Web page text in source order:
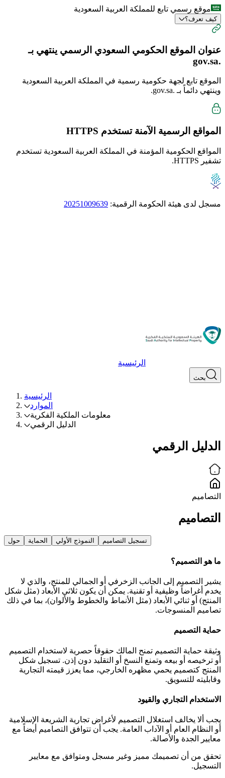
موقع رسمي تابع للمملكة العربية السعودية
كيف تعرف؟
عنوان الموقع الحكومي السعودي الرسمي ينتهي بـ
.gov.sa
الموقع تابع لجهة حكومية رسمية في المملكة العربية السعودية
وينتهي دائماً بـ .gov.sa
.
المواقع الرسمية الآمنة تستخدم HTTPS
المواقع الحكومية المؤمنة في المملكة العربية السعودية تستخدم
تشفير HTTPS.
مسجل لدى هيئة الحكومة الرقمية: 20251009639
الرئيسية
بحث
الرئيسية
الموارد
معلومات الملكية الفكرية
الدليل الرقمي
الدليل الرقمي
التصاميم
التصاميم
حول الحماية النموذج الأولي تسجيل التصاميم
ما هو التصميم؟
يشير التصميم إلى الجانب الزخرفي أو الجمالي للمنتج، والذي لا
يخدم أغراضاً وظيفية أو تقنية. يمكن أن يكون ثلاثي الأبعاد (مثل شكل
المنتج) أو ثنائي الأبعاد (مثل الأنماط والخطوط والألوان)، بما في ذلك
تصاميم المنسوجات.
حماية التصميم
وثيقة حماية التصميم تمنح المالك حقوقاً حصرية لاستخدام التصميم
أو ترخيصه أو بيعه وتمنع النسخ أو التقليد دون إذن. تسجيل شكل
المنتج كتصميم يحمي مظهره الخارجي، مما يعزز قيمته التجارية
وقابليته للتسويق.
الاستخدام التجاري والقيود
يجب ألا يخالف استغلال التصميم لأغراض تجارية الشريعة الإسلامية
أو النظام العام أو الآداب العامة. يجب أن تتوافق التصاميم أيضاً مع
معايير الجدة والأصالة.
تحقق من أن تصميمك مميز وغير مسجل ومتوافق مع معايير
التسجيل.